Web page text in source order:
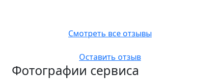
Смотреть все отзывы
Оставить отзыв
Фотографии сервиса